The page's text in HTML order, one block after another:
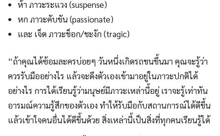
ห้า ภาวะระแวง (suspense)
หก ภาวะคับขัน (passionate)
และ เจ็ด ภาวะช็อก/ชะงัก (tragic)
“ถ้าคุณได้ซ้อมละครบ่อยๆ วันหนึ่งเกิดรถชนขึ้นมา คุณจะรู้ว่า
ควรรับมืออย่างไร แล้วจะดึงตัวเองเข้ามาอยู่ในภาวะปกติได้
อย่างไร การได้เรียนรู้ว่ามนุษย์มีภาวะเหล่านี้อยู่ เราจะรู้เท่าทัน
อารมณ์ความรู้สึกของตัวเอง ทำให้รับมือกับสถานการณ์ได้ดีขึ้น
แล้วเข้าใจคนอื่นได้ดีขึ้นด้วย สิ่งเหล่านี้เป็นสิ่งที่ทุกคนเรียนรู้ได้